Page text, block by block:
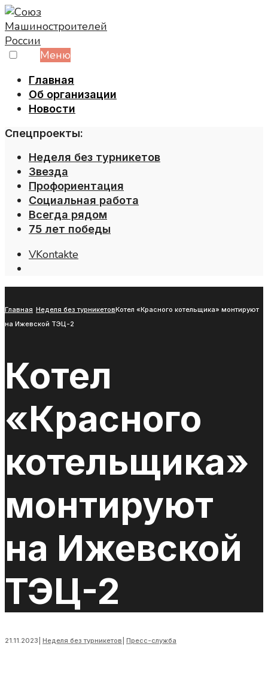
Skip
to
content
Меню
Главная
Об организации
Новости
Спецпроекты:
Неделя без турникетов
Звезда
Профориентация
Социальная работа
Всегда рядом
75 лет победы
VKontakte
Главная Неделя без турникетовКотел «Красного котельщика» монтируют
на Ижевской ТЭЦ-2
Котел
«Красного
котельщика»
монтируют
на Ижевской
ТЭЦ-2
21.11.2023 Неделя без турникетов Пресс-служба